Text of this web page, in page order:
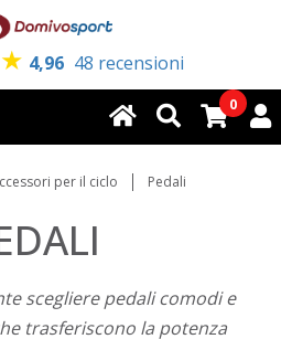
★ 4,96 48 recensioni
0
per il ciclo Pedali
scegliere pedali comodi e
trasferiscono la potenza